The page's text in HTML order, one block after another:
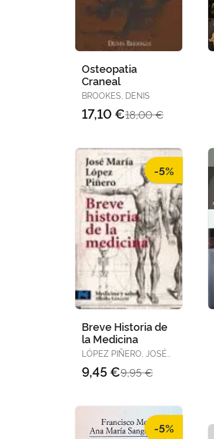
Osteopatia
Craneal
BROOKES, DENIS
18,00 €
17,10 €
-5%
Breve Historia de
la Medicina
LÓPEZ PIÑERO, JOSÉ
9,95 €
9,45 €
-5%